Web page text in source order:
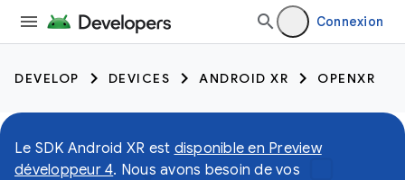
Connexion
DEVELOP DEVICES ANDROID XR OPENXR
Le SDK Android XR est disponible en Preview
développeur 4. Nous avons besoin de vos